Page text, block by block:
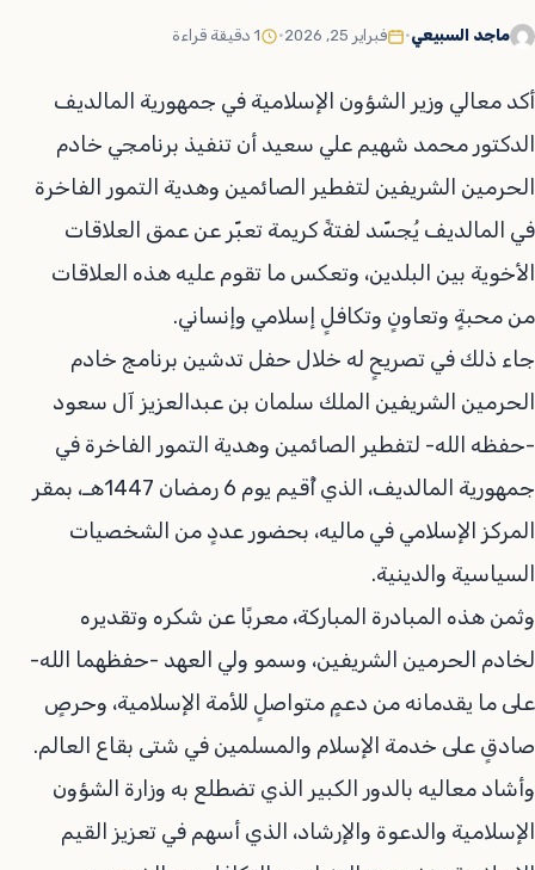
ماجد السبيعي• فبراير 25, 2026 • 1 دقيقة قراءة
أكد معالي وزير الشؤون الإسلامية في جمهورية المالديف
الدكتور محمد شهيم علي سعيد أن تنفيذ برنامجي خادم
الحرمين الشريفين لتفطير الصائمين وهدية التمور الفاخرة
في المالديف يُجسّد لفتةً كريمة تعبّر عن عمق العلاقات
الأخوية بين البلدين، وتعكس ما تقوم عليه هذه العلاقات
من محبةٍ وتعاونٍ وتكافلٍ إسلامي وإنساني.
جاء ذلك في تصريحٍ له خلال حفل تدشين برنامج خادم
الحرمين الشريفين الملك سلمان بن عبدالعزيز آل سعود
-حفظه الله- لتفطير الصائمين وهدية التمور الفاخرة في
جمهورية المالديف، الذي أُقيم يوم 6 رمضان 1447هـ، بمقر
المركز الإسلامي في ماليه، بحضور عددٍ من الشخصيات
السياسية والدينية.
وثمن هذه المبادرة المباركة، معربًا عن شكره وتقديره
لخادم الحرمين الشريفين، وسمو ولي العهد -حفظهما الله-
على ما يقدمانه من دعمٍ متواصلٍ للأمة الإسلامية، وحرصٍ
صادقٍ على خدمة الإسلام والمسلمين في شتى بقاع العالم.
وأشاد معاليه بالدور الكبير الذي تضطلع به وزارة الشؤون
الإسلامية والدعوة والإرشاد، الذي أسهم في تعزيز القيم